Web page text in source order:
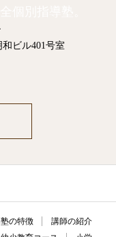
ビル401号室
の特徴
講師の紹介